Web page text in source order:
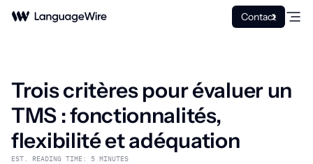
Contact
Trois critères pour évaluer un
TMS : fonctionnalités,
flexibilité et adéquation
EST. READING TIME: 5 MINUTES